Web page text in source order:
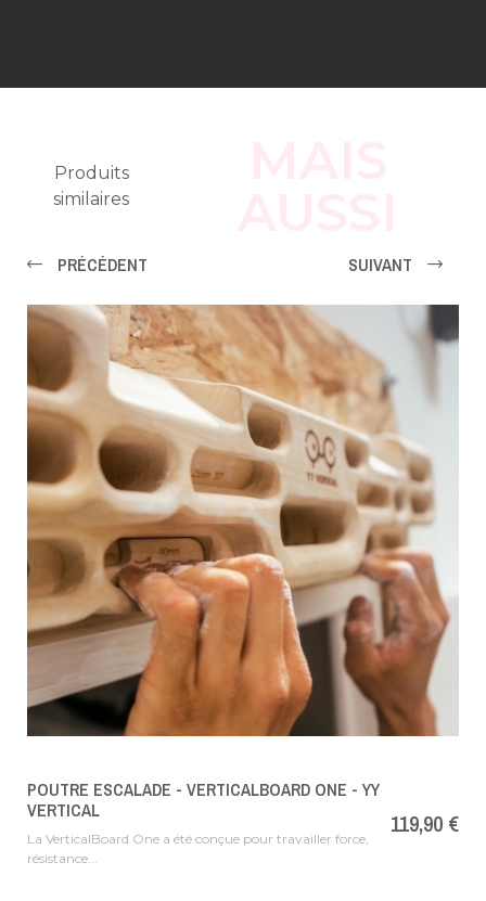
Produits
similaires
PRÉCÉDENT SUIVANT
POUTRE ESCALADE - VERTICALBOARD ONE - YY
VERTICAL
La VerticalBoard One a été conçue pour travailler force,
résistance...
Prix
119,90 €